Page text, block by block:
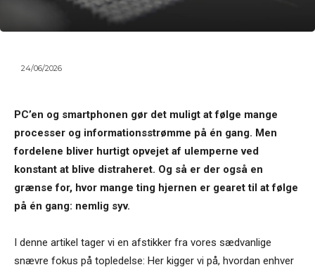
24/06/2026
PC’en og smartphonen gør det muligt at følge mange
processer og informationsstrømme på én gang. Men
fordelene bliver hurtigt opvejet af ulemperne ved
konstant at blive distraheret. Og så er der også en
grænse for, hvor mange ting hjernen er gearet til at følge
på én gang: nemlig syv.
I denne artikel tager vi en afstikker fra vores sædvanlige
snævre fokus på topledelse: Her kigger vi på, hvordan enhver